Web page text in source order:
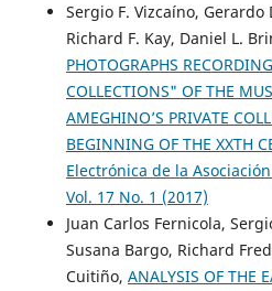
Sergio F. Vizcaíno,
Richard F. Kay, Daniel L.
PHOTOGRAPHS
COLLECTIONS" OF THE
AMEGHINO’S PRIVATE
BEGINNING OF THE XXTH
Electrónica de la
Vol. 17 No. 1 (2017)
Juan Carlos Fernicola,
Susana Bargo, Richard
Cuitiño, ANALYSIS OF THE